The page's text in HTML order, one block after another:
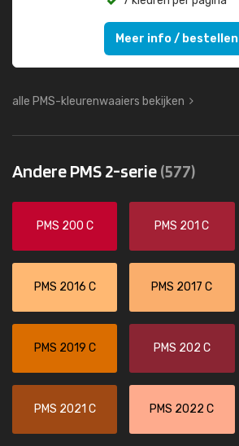
Meer info / bestellen
alle PMS-kleurenwaaiers bekijken
Andere PMS 2-serie(577)
PMS 200 C PMS 201 C
PMS 2016 C PMS 2017 C
PMS 2019 C PMS 202 C
PMS 2021 C PMS 2022 C